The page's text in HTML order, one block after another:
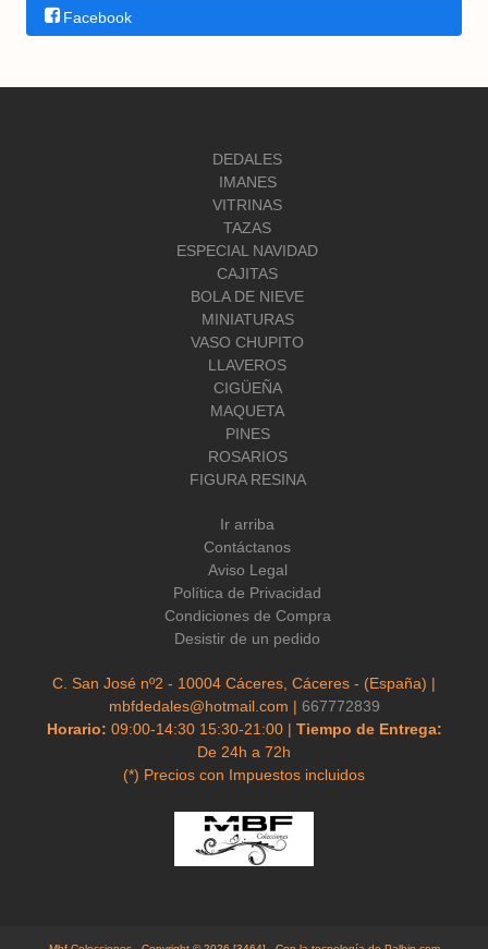
Facebook
DEDALES
IMANES
VITRINAS
TAZAS
ESPECIAL NAVIDAD
CAJITAS
BOLA DE NIEVE
MINIATURAS
VASO CHUPITO
LLAVEROS
CIGÜEÑA
MAQUETA
PINES
ROSARIOS
FIGURA RESINA
Ir arriba
Contáctanos
Aviso Legal
Política de Privacidad
Condiciones de Compra
Desistir de un pedido
C. San José nº2 - 10004 Cáceres, Cáceres - (España) |
mbfdedales@hotmail.com | 667772839
Horario: 09:00-14:30 15:30-21:00 | Tiempo de Entrega:
De 24h a 72h
(*) Precios con Impuestos incluidos